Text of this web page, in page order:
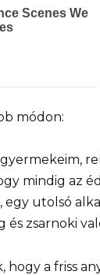
módon:
mindig az
utolsó
zsarnoki
a friss